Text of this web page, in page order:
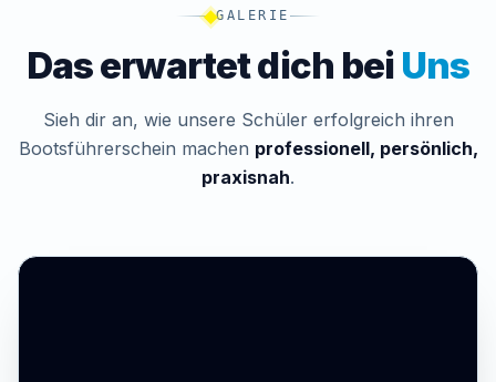
GALERIE
Das erwartet dich bei Uns
Sieh dir an, wie unsere Schüler erfolgreich ihren
Bootsführerschein machen professionell, persönlich,
praxisnah.